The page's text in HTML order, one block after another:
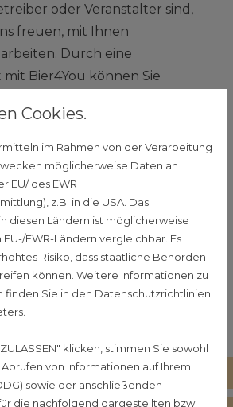
oder Veranstalter sind,
freuen, mit Ihnen
Durch eine
Bier4You können Sie
Bieren in Flaschen bieten
umfassenden Service
und unverfälschter
Biere im Sortiment:Eine
Cookies.
im Rahmen von der Verarbeitung
möglicherweise Daten an
EU/ des EWR
z.B. in die USA. Das
diesen Ländern ist möglicherweise
EWR-Ländern vergleichbar. Es
Risiko, dass staatliche Behörden
können. Weitere Informationen zu
finden Sie in den Datenschutzrichtlinien
klicken, stimmen Sie sowohl
von Informationen auf Ihrem
sowie der anschließenden
die nachfolgend dargestellten bzw.